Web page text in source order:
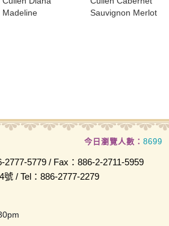
Madeline
Sauvignon Merlot
今日瀏覽人數： 8699
5779 / Fax：886-2-2711-5959
/ Tel：886-2777-2279